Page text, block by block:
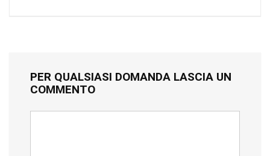
PER QUALSIASI DOMANDA LASCIA UN
COMMENTO